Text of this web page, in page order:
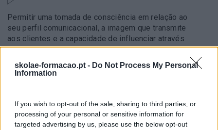
skolae-formacao.pt - Do Not Process My Personal
Information
If you wish to opt-out of the sale, sharing to third parties, or
processing of your personal or sensitive information for
targeted advertising by us, please use the below opt-out
Permitir uma tomada de consciência em relação ao
seu perfil comunicacional, a imagem que transmite
aos clientes e a capacidade de influenciar através
de um maior domínio das principais regras de um
atendimento de excelência, com particular relevo
para a escuta ativa e o auto controlo.
METODOLOGIA
Esta formação visa desenvolver competências de